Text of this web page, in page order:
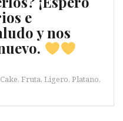
e
y nos
Cake, Fruta, Ligero, Platano,